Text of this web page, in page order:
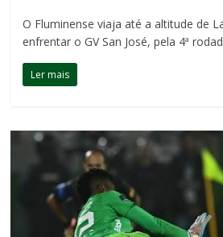
O Fluminense viaja até a altitude de
enfrentar o GV San José, pela 4ª
Ler mais